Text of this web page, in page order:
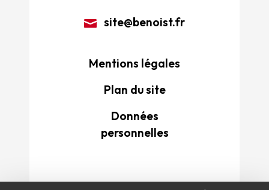
site@benoist.fr
Mentions légales
Plan du site
Données
personnelles